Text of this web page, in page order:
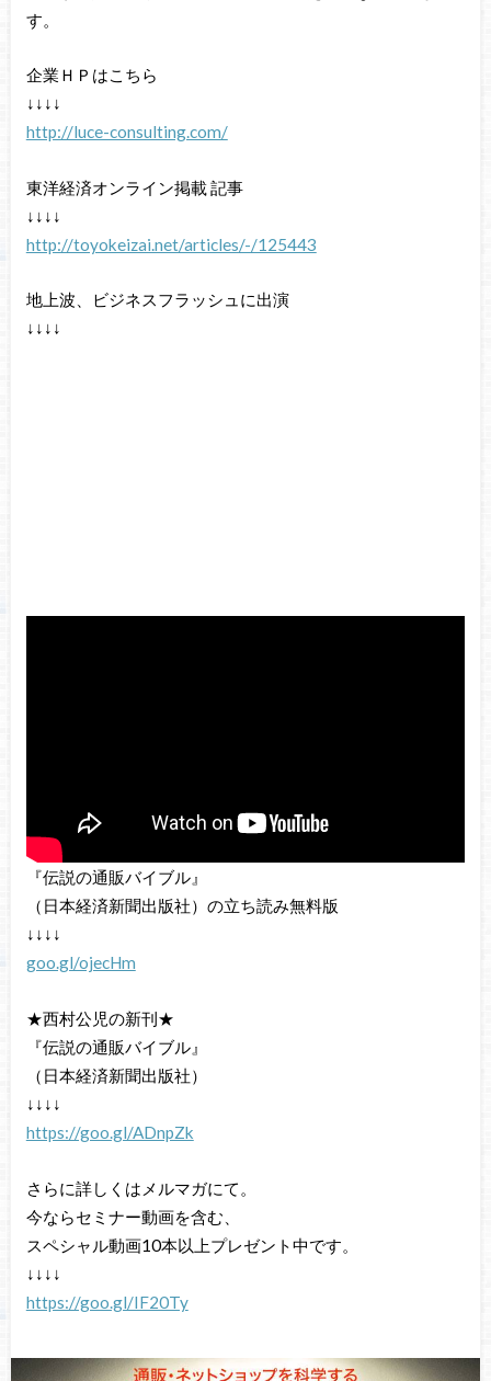
す。
企業ＨＰはこちら
↓↓↓↓
http://luce-consulting.com/
東洋経済オンライン掲載 記事
↓↓↓↓
http://toyokeizai.net/articles/-/125443
地上波、ビジネスフラッシュに出演
↓↓↓↓
『伝説の通販バイブル』
（日本経済新聞出版社）の立ち読み無料版
↓↓↓↓
goo.gl/ojecHm
★西村公児の新刊★
『伝説の通販バイブル』
（日本経済新聞出版社）
↓↓↓↓
https://goo.gl/ADnpZk
さらに詳しくはメルマガにて。
今ならセミナー動画を含む、
スペシャル動画10本以上プレゼント中です。
↓↓↓↓
https://goo.gl/IF20Ty